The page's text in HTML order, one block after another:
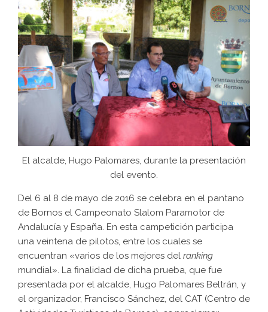
El alcalde, Hugo Palomares, durante la presentación
del evento.
Del 6 al 8 de mayo de 2016 se celebra en el pantano
de Bornos el Campeonato Slalom Paramotor de
Andalucía y España. En esta campetición participa
una veintena de pilotos, entre los cuales se
encuentran «varios de los mejores del ranking
mundial». La finalidad de dicha prueba, que fue
presentada por el alcalde, Hugo Palomares Beltrán, y
el organizador, Francisco Sánchez, del CAT (Centro de